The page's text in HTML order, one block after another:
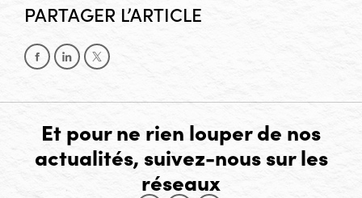
PARTAGER L’ARTICLE
Partager sur Facebook
Partager sur LinkedIn
Partager sur X
Et pour ne rien louper de nos
actualités, suivez-nous sur les
réseaux